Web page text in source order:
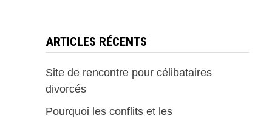
ARTICLES RÉCENTS
Site de rencontre pour célibataires
divorcés
Pourquoi les conflits et les